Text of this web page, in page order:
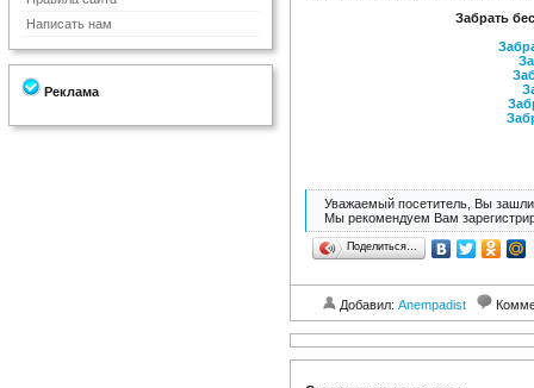
Написать нам
Реклама
Забрать
Уважаемый посетитель, Вы зашли
Мы рекомендуем Вам
Поделиться…
Добавил: Anempadist